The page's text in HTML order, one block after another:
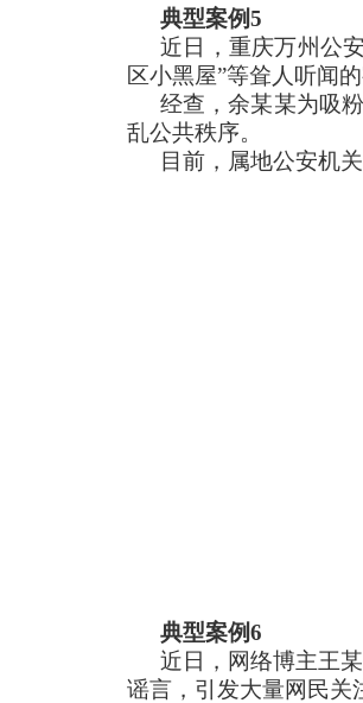
典型案例5
近日，重庆万州公
区小黑屋”等耸人听闻
经查，余某某为吸
乱公共秩序。
目前，属地公安机
典型案例6
近日，网络博主王
谣言，引发大量网民关